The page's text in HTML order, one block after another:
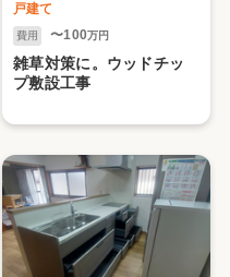
戸建て
費用 〜100万円
雑草対策に。ウッドチッ
プ敷設工事